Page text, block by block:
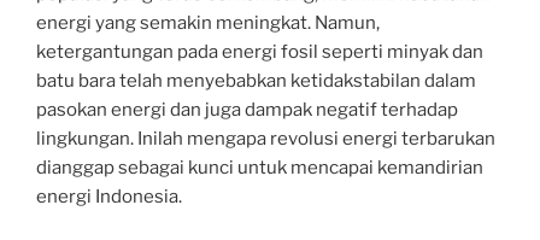
energi yang semakin meningkat. Namun,
ketergantungan pada energi fosil seperti minyak dan
batu bara telah menyebabkan ketidakstabilan dalam
pasokan energi dan juga dampak negatif terhadap
lingkungan. Inilah mengapa revolusi energi terbarukan
dianggap sebagai kunci untuk mencapai kemandirian
energi Indonesia.